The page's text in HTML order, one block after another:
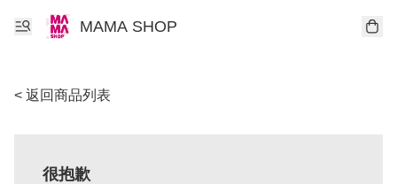
MAMA SHOP
< 返回商品列表
很抱歉